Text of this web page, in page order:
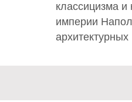
классицизма
империи
архитектурных